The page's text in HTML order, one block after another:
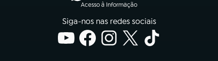
Acesso à Informação
Siga-nos nas redes sociais